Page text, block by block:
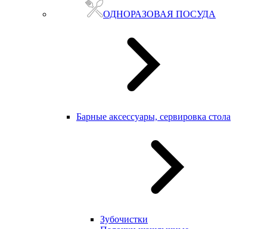
ОДНОРАЗОВАЯ ПОСУДА
Барные аксессуары, сервировка стола
Зубочистки